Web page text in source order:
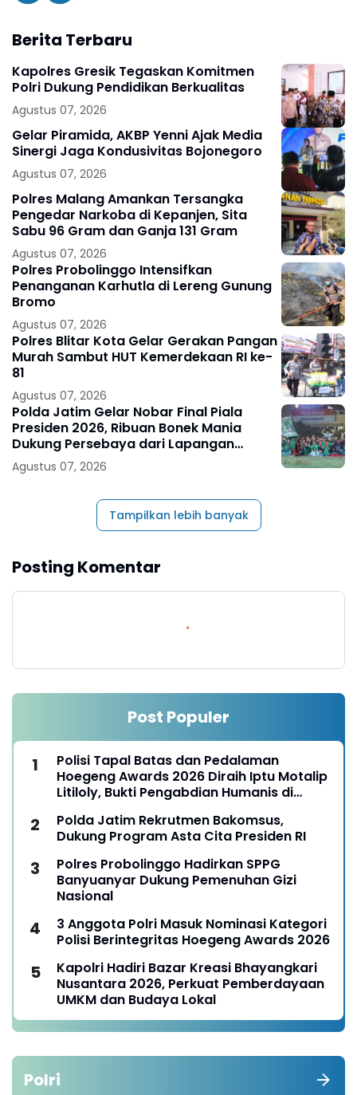
Berita Terbaru
Kapolres Gresik Tegaskan Komitmen
Polri Dukung Pendidikan Berkualitas
Agustus 07, 2026
Gelar Piramida, AKBP Yenni Ajak Media
Sinergi Jaga Kondusivitas Bojonegoro
Agustus 07, 2026
Polres Malang Amankan Tersangka
Pengedar Narkoba di Kepanjen, Sita
Sabu 96 Gram dan Ganja 131 Gram
Agustus 07, 2026
Polres Probolinggo Intensifkan
Penanganan Karhutla di Lereng Gunung
Bromo
Agustus 07, 2026
Polres Blitar Kota Gelar Gerakan Pangan
Murah Sambut HUT Kemerdekaan RI ke-
81
Agustus 07, 2026
Polda Jatim Gelar Nobar Final Piala
Presiden 2026, Ribuan Bonek Mania
Dukung Persebaya dari Lapangan
Mapolda
Agustus 07, 2026
Tampilkan lebih banyak
Posting Komentar
Post Populer
Polisi Tapal Batas dan Pedalaman
Hoegeng Awards 2026 Diraih Iptu Motalip
Litiloly, Bukti Pengabdian Humanis di
Polda Jatim Rekrutmen Bakomsus,
Dukung Program Asta Cita Presiden RI
Polres Probolinggo Hadirkan SPPG
Banyuanyar Dukung Pemenuhan Gizi
Nasional
3 Anggota Polri Masuk Nominasi Kategori
Polisi Berintegritas Hoegeng Awards 2026
Kapolri Hadiri Bazar Kreasi Bhayangkari
Nusantara 2026, Perkuat Pemberdayaan
UMKM dan Budaya Lokal
Polri